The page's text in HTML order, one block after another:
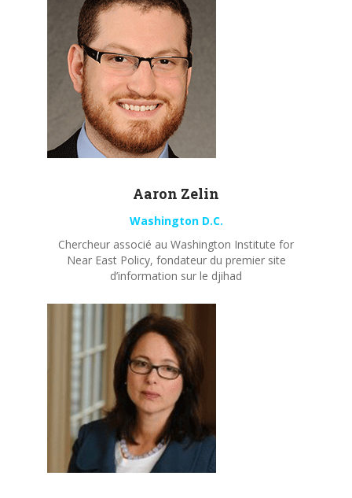
Aaron Zelin
Washington D.C.
Chercheur associé au Washington Institute for
Near East Policy, fondateur du premier site
d’information sur le djihad